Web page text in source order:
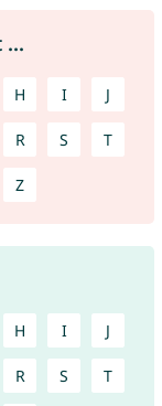
...
H I J
R S T
Z
H I J
R S T